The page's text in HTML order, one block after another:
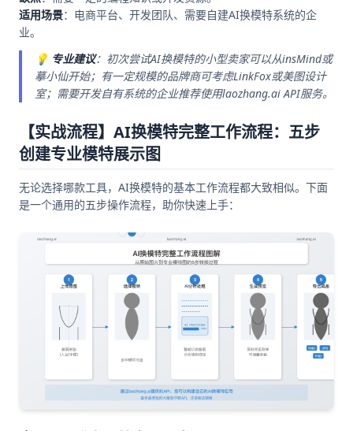
适用场景：电商平台、开发团队、需要自建AI换模特系统的企
业。
💡 专业建议：初次尝试AI换模特的小型卖家可以从insMind或
摹小仙开始；有一定规模的品牌商可考虑LinkFox或美图设计
室；需要开发自有系统的企业推荐使用laozhang.ai API服务。
【实战流程】AI换模特完整工作流程：五步
创建专业模特展示图
无论选择哪款工具，AI换模特的基本工作流程都大致相似。下面
是一个通用的五步操作流程，助你快速上手：